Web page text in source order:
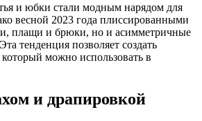
и юбки стали модным нарядом для
весной 2023 года плиссированными
плащи и брюки, но и асимметричные
тенденция позволяет создать
можно использовать в
и драпировкой